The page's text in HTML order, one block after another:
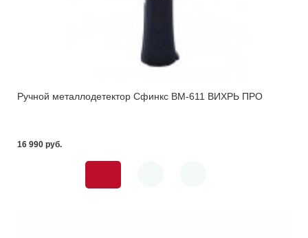
Ручной металлодетектор Сфинкс ВМ-611 ВИХРЬ ПРО
16 990 pуб.